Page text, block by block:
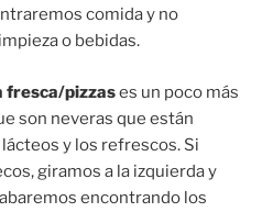
comida y no
o bebidas.
fresca/pizzases un poco más
son neveras que están
y los refrescos. Si
giramos a la izquierda y
encontrando los